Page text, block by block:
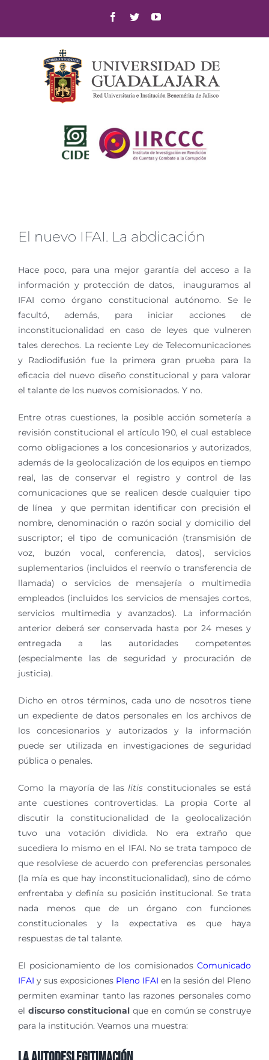
content
Facebook
TwitterYouTube
El nuevo IFAI. La abdicación
Hace poco, para una mejor garantía del acceso a la
información y protección de datos, inauguramos al
IFAI como órgano constitucional autónomo. Se le
facultó, además, para iniciar acciones de
inconstitucionalidad en caso de leyes que vulneren
tales derechos. La reciente Ley de Telecomunicaciones
y Radiodifusión fue la primera gran prueba para la
eficacia del nuevo diseño constitucional y para valorar
el talante de los nuevos comisionados. Y no.
Entre otras cuestiones, la posible acción sometería a
revisión constitucional el artículo 190, el cual establece
como obligaciones a los concesionarios y autorizados,
además de la geolocalización de los equipos en tiempo
real, las de conservar el registro y control de las
comunicaciones que se realicen desde cualquier tipo
de línea y que permitan identificar con precisión el
nombre, denominación o razón social y domicilio del
suscriptor; el tipo de comunicación (transmisión de
voz, buzón vocal, conferencia, datos), servicios
suplementarios (incluidos el reenvío o transferencia de
llamada) o servicios de mensajería o multimedia
empleados (incluidos los servicios de mensajes cortos,
servicios multimedia y avanzados). La información
anterior deberá ser conservada hasta por 24 meses y
entregada a las autoridades competentes
(especialmente las de seguridad y procuración de
justicia).
Dicho en otros términos, cada uno de nosotros tiene
un expediente de datos personales en los archivos de
los concesionarios y autorizados y la información
puede ser utilizada en investigaciones de seguridad
pública o penales.
Como la mayoría de laslitis constitucionales se está
ante cuestiones controvertidas. La propia Corte al
discutir la constitucionalidad de la geolocalización
tuvo una votación dividida. No era extraño que
sucediera lo mismo en el IFAI. No se trata tampoco de
que resolviese de acuerdo con preferencias personales
(la mía es que hay inconstitucionalidad), sino de cómo
enfrentaba y definía su posición institucional. Se trata
nada menos que de un órgano con funciones
constitucionales y la expectativa es que haya
respuestas de tal talante.
El posicionamiento de los comisionados Comunicado
IFAI y sus exposiciones Pleno IFAI en la sesión del Pleno
permiten examinar tanto las razones personales como
el discurso constitucional que en común se construye
para la institución. Veamos una muestra: